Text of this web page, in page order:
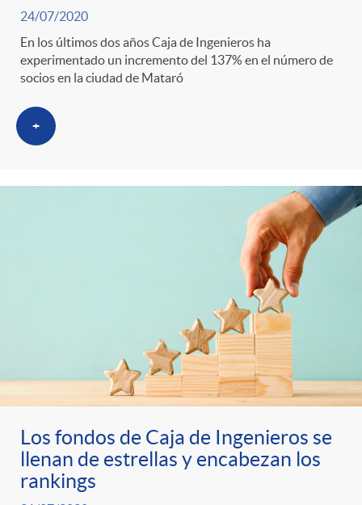
24/07/2020
En los últimos dos años Caja de Ingenieros ha
experimentado un incremento del 137% en el número de
socios en la ciudad de Mataró
+
Los fondos de Caja de Ingenieros se
llenan de estrellas y encabezan los
rankings